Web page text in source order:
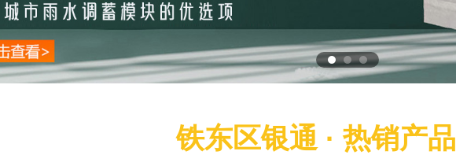
铁东区银通 · 热销产品